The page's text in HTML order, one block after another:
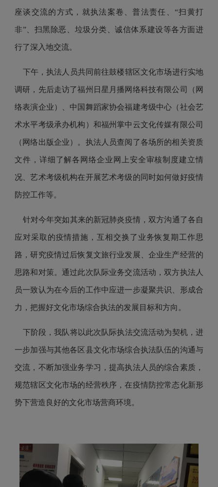
座谈交流的方式， 就执法案卷、普法责任、“扫黄打
非”、扫黑除恶、垃圾分类、诚信体系建设等各方面进
行了深入地交流。
下午，执法人员共同前往鼓楼辖区文化市场进行实地
调研，先后走访了福州日星月播网络科技有限公司（网
络表演企业）、中国舞蹈家协会福建考级中心（社会艺
术水平考级承办机构）和福州掌中云文化传媒有限公司
（网络出版企业）。执法人员查阅了各场所的相关资质
文件，详细了解各网络企业网上安全审核制度建立情
况、艺术考级机构在开展艺术考级的同时如何做好疫情
防控工作等。
针对今年突如其来的新冠肺炎疫情，双方沟通了各自
应对采取的疫情措施，互相交换了 业务恢复期工作思
路，研究疫情过后恢复文旅行业发展、企业生产经营的
思路和对策。通过此次队际业务交流活动，双方执法人
员一致认为在今后的工作中应进一步凝聚共识、形成合
力，把握好文化市场综合执法的发展目标和方向。
下阶段，我队将以此次队际执法交流活动为契机，进
一步加强与其他各区县文化市场综合执法队伍的沟通与
交流，不断加强业务学习，提高执法人员的综合素质，
规范辖区文化市场的经营秩序，在疫情防控常态化新形
势下营造良好的文化市场营商环境。